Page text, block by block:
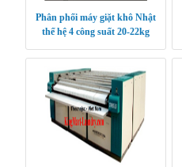
Phân phối máy giặt khô Nhật
thế hệ 4 công suất 20-22kg